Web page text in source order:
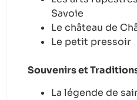
Savoie
Le château de
Le petit pressoir
Souvenirs et
La légende de